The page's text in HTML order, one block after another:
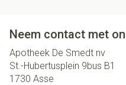
Neem contact met
Apotheek De Smedt nv
St.-Hubertusplein 9bus B1
1730 Asse